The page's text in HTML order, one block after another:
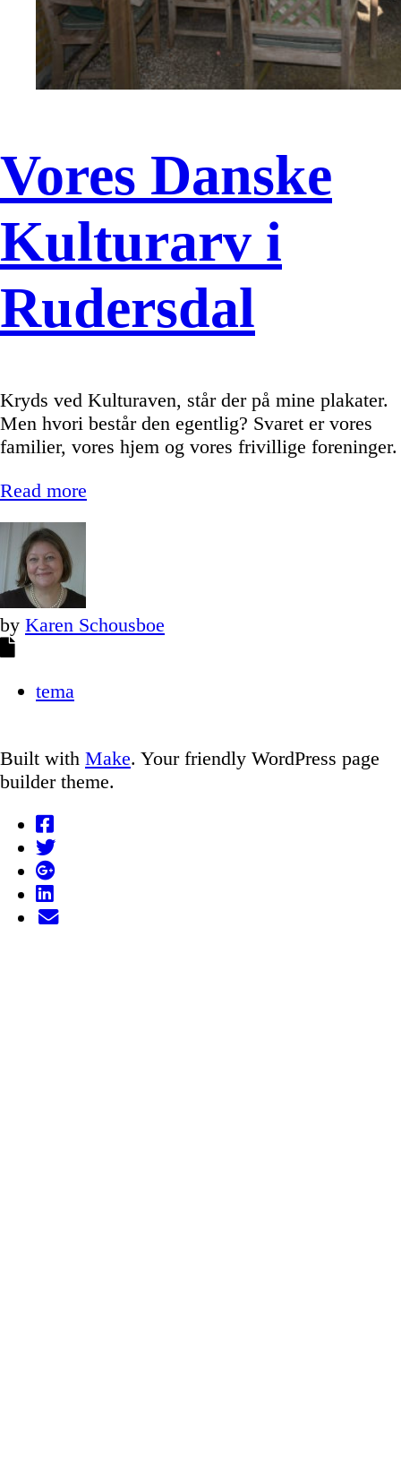
Vores Danske
Kulturarv i
Rudersdal
Kryds ved Kulturaven, står der på mine plakater.
Men hvori består den egentlig? Svaret er vores
familier, vores hjem og vores frivillige foreninger.
Read more
by Karen Schousboe
tema
Built with Make. Your friendly WordPress page
builder theme.
Facebook
Twitter
Google
LinkedIn